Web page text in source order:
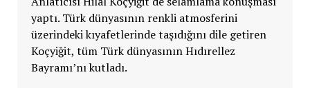
yaptı. Türk dünyasının renkli atmosferini
üzerindeki kıyafetlerinde taşıdığını dile getiren
Koçyiğit, tüm Türk dünyasının Hıdırellez
Bayramı’nı kutladı.